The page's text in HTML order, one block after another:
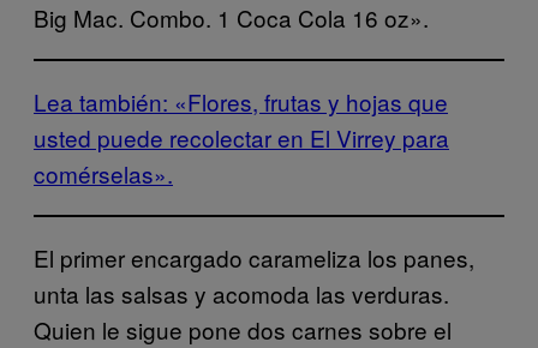
Big Mac. Combo. 1 Coca Cola 16 oz».
Lea también: «Flores, frutas y hojas que
usted puede recolectar en El Virrey para
comérselas».
El primer encargado carameliza los panes,
unta las salsas y acomoda las verduras.
Quien le sigue pone dos carnes sobre el